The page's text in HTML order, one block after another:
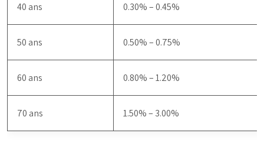
40 ans 0.30% – 0.45%
50 ans 0.50% – 0.75%
60 ans 0.80% – 1.20%
70 ans 1.50% – 3.00%